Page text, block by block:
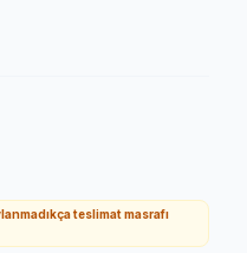
teslimat masrafı